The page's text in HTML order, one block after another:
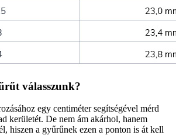
válasszunk?
egy centiméter segítségével mérd
kerületét. De nem ám akárhol, hanem
hiszen a gyűrűnek ezen a ponton is át kell